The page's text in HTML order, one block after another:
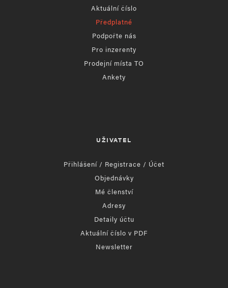
Aktuální číslo
Předplatné
Podpořte nás
Pro inzerenty
Prodejní místa TO
Ankety
UŽIVATEL
Přihlášení / Registrace / Účet
Objednávky
Mé členství
Adresy
Detaily účtu
Aktuální číslo v PDF
Newsletter